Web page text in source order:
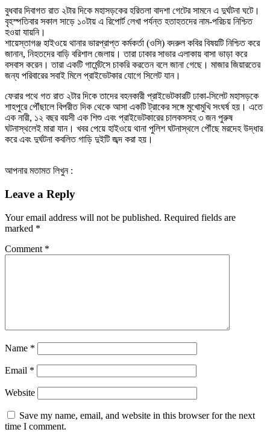
বুধবার দিবাগত রাত ২টার দিকে মহাসড়কের হরিতলা বাদশা গেটের সামনে এ দুর্ঘটনা ঘটে।
বৃহস্পতিবার সকাল সাড়ে ১০টায় এ রিপোর্ট লেখা পর্যন্ত হতাহতদের নাম-পরিচয় নিশ্চিত
হওয়া যায়নি।
শায়েস্তাগঞ্জ হাইওয়ে থানার ভারপ্রাপ্ত কর্মকর্তা (ওসি) বদরুল কবির বিষয়টি নিশ্চিত করে
জানান, নিহতদের বাড়ি বরিশাল জেলায়। তারা ঢাকার সাভার এলাকায় বাসা ভাড়া করে
বসবাস করেন। তারা একটি গার্মেন্টসে চাকরি করতেন বলে জানা গেছে। মাজার জিয়ারতের
জন্য পরিবারের সবাই মিলে প্রাইভেটকার যোগে সিলেট যান।
ফেরার পথে গত রাত ২টার দিকে তাদের বহনকারী প্রাইভেটকারটি ঢাকা-সিলেট মহাসড়কে
শাহপুরে পৌঁছালে বিপরীত দিক থেকে আসা একটি ট্রাকের সঙ্গে মুখোমুখি সংঘর্ষ হয়। এতে
এক নারী, ১২ বছর বয়সী এক শিশু এবং প্রাইভেটকারের চালকসসহ ৩ জন পুরুষ
ঘটনাস্থলেই মারা যান। খবর পেয়ে হাইওয়ে থানা পুলিশ ঘটনাস্থলে পৌঁছে মরদেহ উদ্ধার
করে এবং দুর্ঘটনা কবলিত গাড়ি দুইটি জব্দ করা হয়।
আপনার মতামত লিখুন :
Leave a Reply
Your email address will not be published. Required fields are
marked *
Comment *
Name *
Email *
Website
Save my name, email, and website in this browser for the next
time I comment.